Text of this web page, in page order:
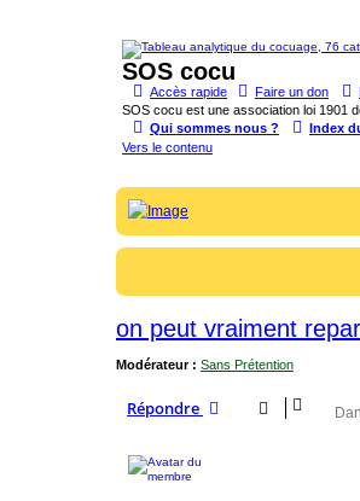
SOS cocu
SOS cocu est une association loi 1901
Vers le contenu
Accès rapide Faire un don
Qui sommes nous ? Index
on peut vraiment
Modérateur : Sans Prétention
Répondre